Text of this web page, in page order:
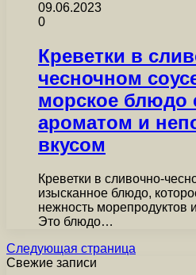
09.06.2023
0
Креветки в
чесночном
морское блюдо
ароматом и
вкусом
Креветки в сливочно-
изысканное блюдо,
нежность морепродуктов
Это блюдо…
Следующая страница
Свежие записи